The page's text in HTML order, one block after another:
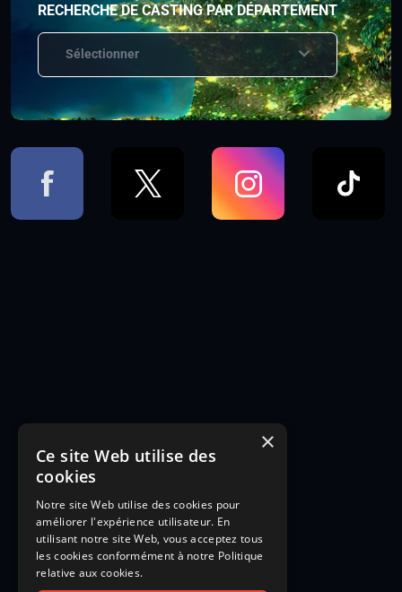
RECHERCHE DE CASTING PAR DÉPARTEMENT
Sélectionner
×
Ce site Web utilise des
cookies
Notre site Web utilise des cookies pour
améliorer l'expérience utilisateur. En
utilisant notre site Web, vous acceptez tous
les cookies conformément à notre Politique
relative aux cookies.